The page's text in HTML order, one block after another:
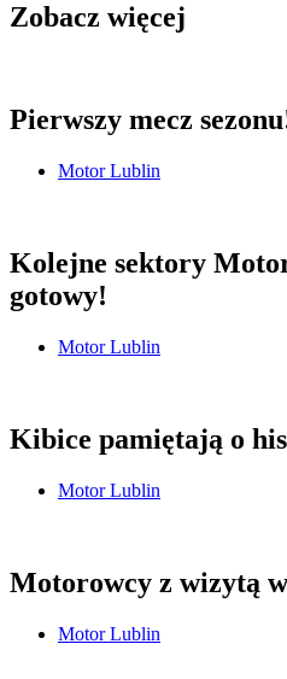
Zobacz więcej
Pierwszy mecz
Motor Lublin
Kolejne sektory
gotowy!
Motor Lublin
Kibice pamiętają o
Motor Lublin
Motorowcy z wizytą
Motor Lublin